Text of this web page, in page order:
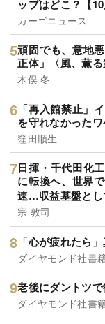
ップはどこ？【
カーゴニュース
頑固でも、意地
正体」〈風、薫る
木俣 冬
「再入館禁止」
を守れなかった
窪田順生
日揮・千代田化
に転換へ、世界
速…収益基盤とし
宗 敦司
「心が疲れたら
ダイヤモンド社書
老後にダントツ
ダイヤモンド社書